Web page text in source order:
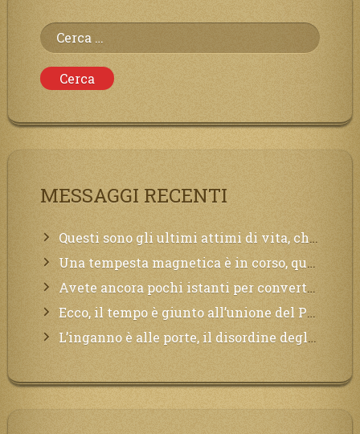
Ricerca
per:
MESSAGGI RECENTI
Questi sono gli ultimi attimi di vita, chi si vuole salvare Mi chiami in suo aiuto.
Una tempesta magnetica è in corso, questa generazione patirà. Il black out non tarderà ad arrivare e tutta la Terra sarà oscurata.
Avete ancora pochi istanti per convertirvi, non perdete tempo, la sciagura arriverà all’improvviso e per chi non si sarà preparato saranno dolori.
Ecco, il tempo è giunto all’unione del Padre con il figlio, non avete che da attendere pochissimo.
L’inganno è alle porte, il disordine degli ordinati urlerà perdono, ma sarà troppo tardi, il tradimento è stato grande!